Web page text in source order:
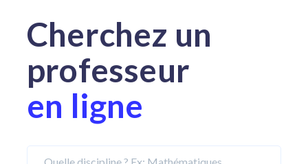
Cherchez un
professeur
en ligne